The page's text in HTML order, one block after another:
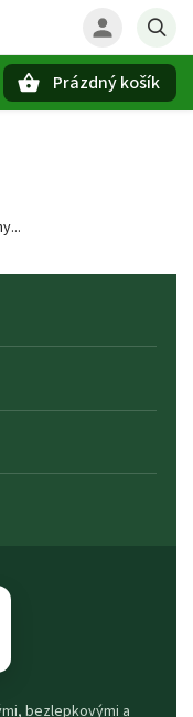
Prázdný košík
bezlepkovými a